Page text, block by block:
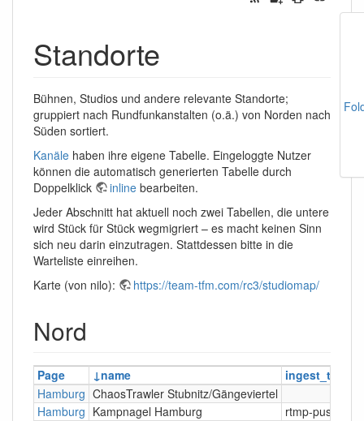
Standorte
Bühnen, Studios und andere relevante Standorte;
gruppiert nach Rundfunkanstalten (o.ä.) von Norden nach
Süden sortiert.
Kanäle haben ihre eigene Tabelle. Eingeloggte Nutzer
können die automatisch generierten Tabelle durch
Doppelklick
inline bearbeiten.
Jeder Abschnitt hat aktuell noch zwei Tabellen, die untere
wird Stück für Stück wegmigriert – es macht keinen Sinn
sich neu darin einzutragen. Stattdessen bitte in die
Warteliste einreihen.
Karte (von nilo):
https://team-tfm.com/rc3/studiomap/
Nord
Page name ingest_type
Hamburg ChaosTrawler Stubnitz/Gängeviertel
Hamburg Kampnagel Hamburg rtmp-push